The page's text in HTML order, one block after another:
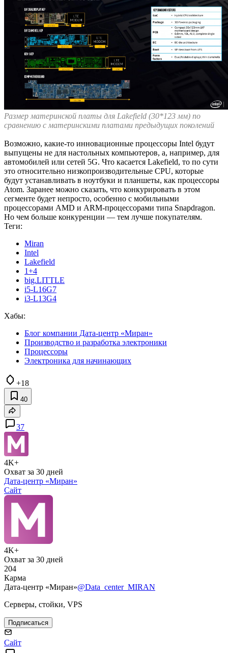
Размер материнской платы для Lakefield (30*123 мм) по
сравнению с материнскими платами предыдущих поколений
Возможно, какие-то инновационные процессоры Intel будут
выпущены не для настольных компьютеров, а, например, для
автомобилей или сетей 5G. Что касается Lakefield, то по сути
это относительно низкопроизводительные CPU, которые
будут устанавливать в ноутбуки и планшеты, как процессоры
Atom. Заранее можно сказать, что конкурировать в этом
сегменте будет непросто, особенно с мобильными
процессорами AMD и ARM-процессорами типа Snapdragon.
Но чем больше конкуренции — тем лучше покупателям.
Теги:
Miran
Intel
Lakefield
1+4
big.LITTLE
i5-L16G7
i3-L13G4
Хабы:
Блог компании Дата-центр «Миран»
Производство и разработка электроники
Процессоры
Электроника для начинающих
+18
40
37
4K+
Охват за 30 дней
Дата-центр «Миран»
Сайт
4K+
Охват за 30 дней
204
Карма
Дата-центр «Миран»@Data_center_MIRAN
Серверы, стойки, VPS
Подписаться
Сайт